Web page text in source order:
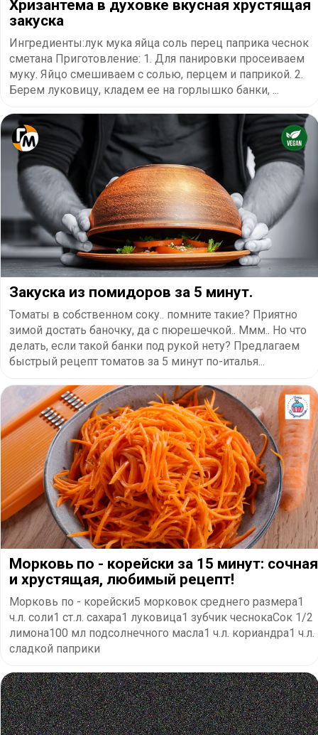
Хризантема в духовке вкусная хрустящая
закуска
Ингредиенты:лук мука яйца соль перец паприка чеснок
сметана Приготовление: 1. Для панировки просеиваем
муку. Яйцо смешиваем с солью, перцем и паприкой. 2.
Берем луковицу, кладем ее на горлышко банки, ...
Закуска из помидоров за 5 минут.
Томаты в собственном соку.. помните такие? Приятно
зимой достать баночку, да с пюрешечкой.. Ммм.. Но что
делать, если такой банки под рукой нету? Предлагаем
быстрый рецепт томатов за 5 минут по-италья...
Морковь по - корейски за 15 минут: сочная
и хрустящая, любимый рецепт!
Морковь по - корейски5 морковок среднего размера1
ч.л. соли1 ст.л. сахара1 луковица1 зубчик чеснокаСок 1/2
лимона100 мл подсолнечного масла1 ч.л. кориандра1 ч.л.
сладкой паприки